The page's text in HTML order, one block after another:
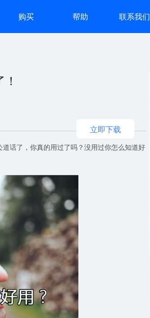
购买 帮助 联系我们
立即下载
话了，你真的用过了吗？没用过你怎么知道好